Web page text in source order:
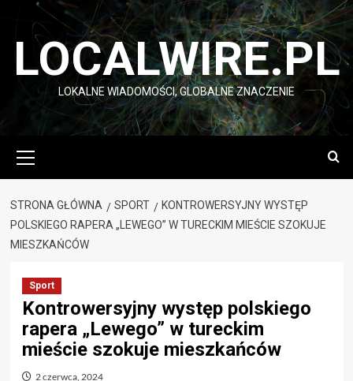
Przejdź
LOCALWIRE.PL
LOKALNE WIADOMOŚCI, GLOBALNE ZNACZENIE
główne
STRONA GŁÓWNA SPORT
KONTROWERSYJNY WYSTĘP
POLSKIEGO RAPERA „LEWEGO” W TURECKIM MIEŚCIE SZOKUJE
MIESZKAŃCÓW
Sport
Kontrowersyjny występ polskiego
rapera „Lewego” w tureckim
mieście szokuje mieszkańców
2 czerwca, 2024